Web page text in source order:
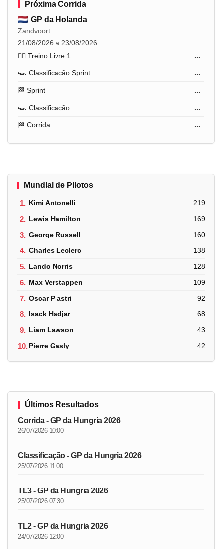
Próxima Corrida
GP da Holanda
Zandvoort
21/08/2026 a 23/08/2026
🏋️‍♂️ Treino Livre 1
...
🏎️ Classificação Sprint ...
🏁 Sprint ...
🏎️ Classificação ...
🏁 Corrida ...
Mundial de Pilotos
1. Kimi Antonelli 219
2. Lewis Hamilton 169
3. George Russell 160
4. Charles Leclerc 138
5. Lando Norris 128
6. Max Verstappen 109
7. Oscar Piastri 92
8. Isack Hadjar 68
9. Liam Lawson 43
10.Pierre Gasly 42
Últimos Resultados
Corrida - GP da Hungria 2026
26/07/2026 10:00
Classificação - GP da Hungria 2026
25/07/2026 11:00
TL3 - GP da Hungria 2026
25/07/2026 07:30
TL2 - GP da Hungria 2026
24/07/2026 12:00